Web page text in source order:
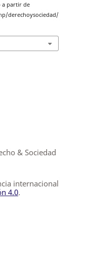
a partir de
derechoysociedad/
& Sociedad
internacional
4.0.